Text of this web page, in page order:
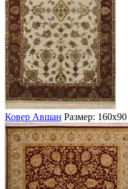
Ковер Авшан Размер: 160х90